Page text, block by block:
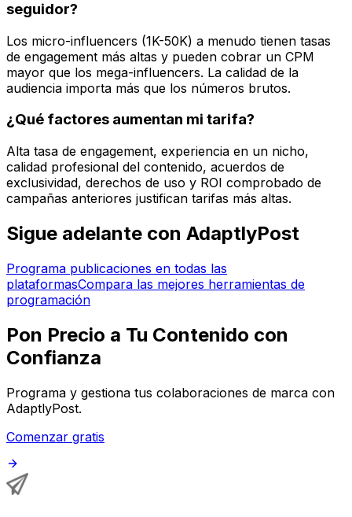
seguidor?
Los micro-influencers (1K-50K) a menudo tienen tasas
de engagement más altas y pueden cobrar un CPM
mayor que los mega-influencers. La calidad de la
audiencia importa más que los números brutos.
¿Qué factores aumentan mi tarifa?
Alta tasa de engagement, experiencia en un nicho,
calidad profesional del contenido, acuerdos de
exclusividad, derechos de uso y ROI comprobado de
campañas anteriores justifican tarifas más altas.
Sigue adelante con AdaptlyPost
Programa publicaciones en todas las
plataformasCompara las mejores herramientas de
programación
Pon Precio a Tu Contenido con
Confianza
Programa y gestiona tus colaboraciones de marca con
AdaptlyPost.
Comenzar gratis